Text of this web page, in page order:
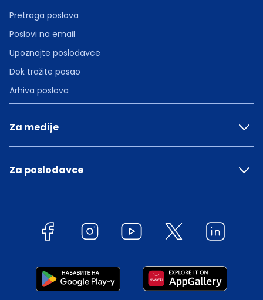
Pretraga poslova
Poslovi na email
Upoznajte poslodavce
Dok tražite posao
Arhiva poslova
Za medije
Za poslodavce